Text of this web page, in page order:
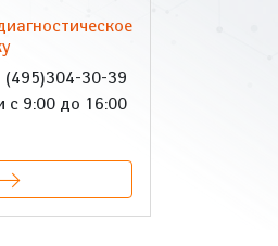
(495)304-30-39
с 9:00 до 16:00